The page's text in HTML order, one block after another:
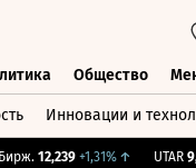
Общество
Инновации и
12,239 +1,31%↑ UTAR